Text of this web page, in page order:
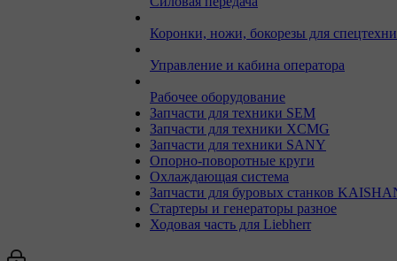
Коронки, ножи, бокорезы для
Управление и кабина оператора
Рабочее оборудование
Запчасти для техники SEM
Запчасти для техники XCMG
Запчасти для техники SANY
Опорно-поворотные круги
Охлаждающая система
Запчасти для буровых станков
Стартеры и генераторы разное
Ходовая часть для Liebherr